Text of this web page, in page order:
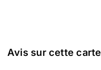
Avis sur cette carte